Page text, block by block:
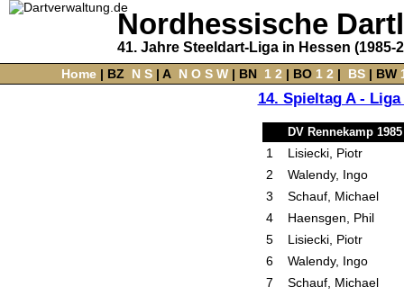
Nordhessische
41. Jahre Steeldart-Liga in Hessen (1985-
Home‌ | BZ N S‌ | A‌ N O S W‌ | BN‌ 1 2 | BO‌ 1 2 | BS| BW‌
14. Spieltag A - Liga
DV Rennekamp
1
Lisiecki, Piotr
2
Walendy, Ingo
3
Schauf, Michael
4
Haensgen, Phil
5
Lisiecki, Piotr
6
Walendy, Ingo
7
Schauf, Michael